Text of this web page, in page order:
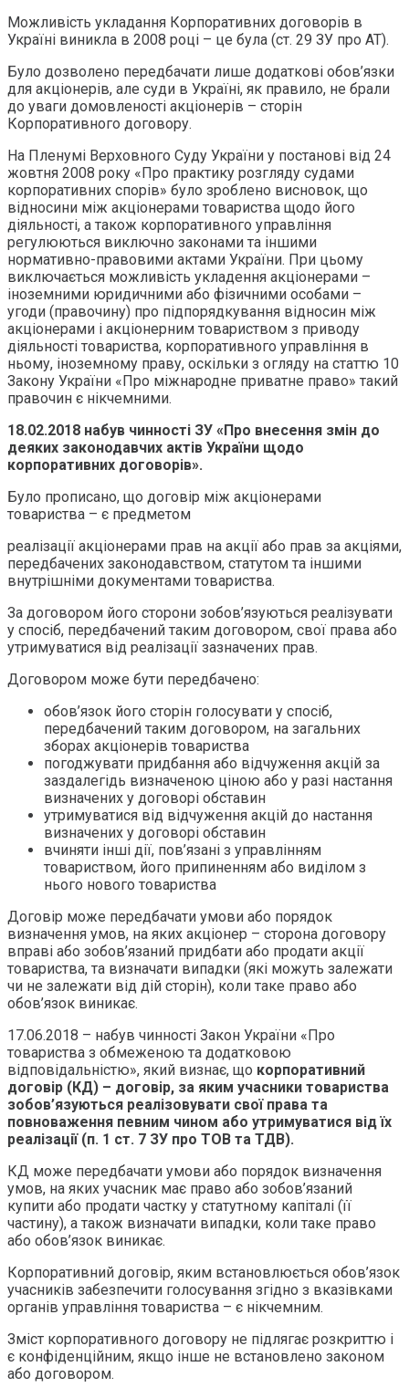
Можливість укладання Корпоративних договорів в
Україні виникла в 2008 році – це була (ст. 29 ЗУ про АТ).
Було дозволено передбачати лише додаткові обов’язки
для акціонерів, але суди в Україні, як правило, не брали
до уваги домовленості акціонерів – сторін
Корпоративного договору.
На Пленумі Верховного Суду України у постанові від 24
жовтня 2008 року «Про практику розгляду судами
корпоративних спорів» було зроблено висновок, що
відносини між акціонерами товариства щодо його
діяльності, а також корпоративного управління
регулюються виключно законами та іншими
нормативно-правовими актами України. При цьому
виключається можливість укладення акціонерами –
іноземними юридичними або фізичними особами –
угоди (правочину) про підпорядкування відносин між
акціонерами і акціонерним товариством з приводу
діяльності товариства, корпоративного управління в
ньому, іноземному праву, оскільки з огляду на статтю 10
Закону України «Про міжнародне приватне право» такий
правочин є нікчемними.
18.02.2018 набув чинності ЗУ «Про внесення змін до
деяких законодавчих актів України щодо
корпоративних договорів».
Було прописано, що договір між акціонерами
товариства – є предметом
реалізації акціонерами прав на акції або прав за акціями,
передбачених законодавством, статутом та іншими
внутрішніми документами товариства.
За договором його сторони зобов’язуються реалізувати
у спосіб, передбачений таким договором, свої права або
утримуватися від реалізації зазначених прав.
Договором може бути передбачено:
обов’язок його сторін голосувати у спосіб,
передбачений таким договором, на загальних
зборах акціонерів товариства
погоджувати придбання або відчуження акцій за
заздалегідь визначеною ціною або у разі настання
визначених у договорі обставин
утримуватися від відчуження акцій до настання
визначених у договорі обставин
вчиняти інші дії, пов’язані з управлінням
товариством, його припиненням або виділом з
нього нового товариства
Договір може передбачати умови або порядок
визначення умов, на яких акціонер – сторона договору
вправі або зобов’язаний придбати або продати акції
товариства, та визначати випадки (які можуть залежати
чи не залежати від дій сторін), коли таке право або
обов’язок виникає.
17.06.2018 – набув чинності Закон України «Про
товариства з обмеженою та додатковою
відповідальністю», який визнає, що корпоративний
договір (КД) – договір, за яким учасники товариства
зобов’язуються реалізовувати свої права та
повноваження певним чином або утримуватися від їх
реалізації (п. 1 ст. 7 ЗУ про ТОВ та ТДВ).
КД може передбачати умови або порядок визначення
умов, на яких учасник має право або зобов’язаний
купити або продати частку у статутному капіталі (її
частину), а також визначати випадки, коли таке право
або обов’язок виникає.
Корпоративний договір, яким встановлюється обов’язок
учасників забезпечити голосування згідно з вказівками
органів управління товариства – є нікчемним.
Зміст корпоративного договору не підлягає розкриттю і
є конфіденційним, якщо інше не встановлено законом
або договором.